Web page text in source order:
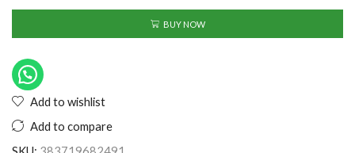
BUY NOW
Add to wishlist
Add to compare